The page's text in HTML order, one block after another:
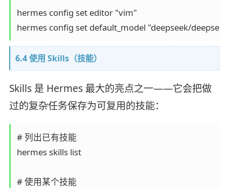
hermes config set editor "vim"
6.4 使用 Skills（技能）
Skills 是 Hermes 最大的亮点之一——它会把做
过的复杂任务保存为可复用的技能：
# 列出已有技能
hermes skills list
# 使用某个技能